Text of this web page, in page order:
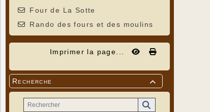
Four de La Sotte
Rando des fours et des moulins
Imprimer la page...

Recherche